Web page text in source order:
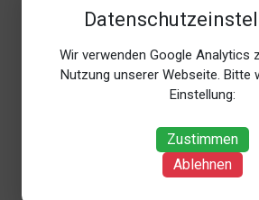
Wir verwenden Google Analytics
Nutzung unserer Webseite. Bitte
Einstellung:
Zustimmen
Ablehnen
Musikinstrumente
Musikschule